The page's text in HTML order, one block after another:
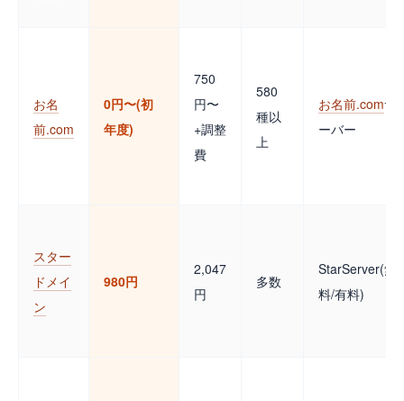
お名
前.com
0円〜(初
年度)
750
円〜
+調整
費
580
種以
上
お名前.comサ
ーバー
スター
ドメイ
ン
980円
2,047
円
多数
StarServer(無
料/有料)